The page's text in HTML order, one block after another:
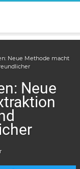
Neue Methode macht
Neue